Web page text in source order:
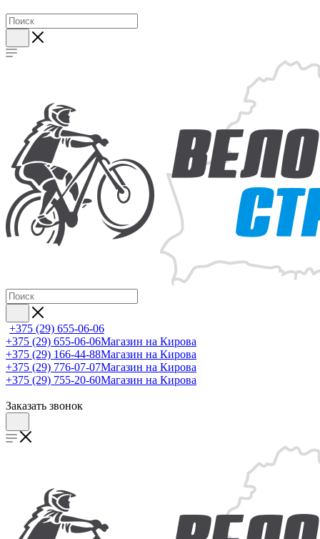
+375 (29) 655-06-06
+375 (29) 655-06-06Магазин на Кирова
+375 (29) 166-44-88Магазин на Кирова
+375 (29) 776-07-07Магазин на Кирова
+375 (29) 755-20-60Магазин на Кирова
Заказать звонок